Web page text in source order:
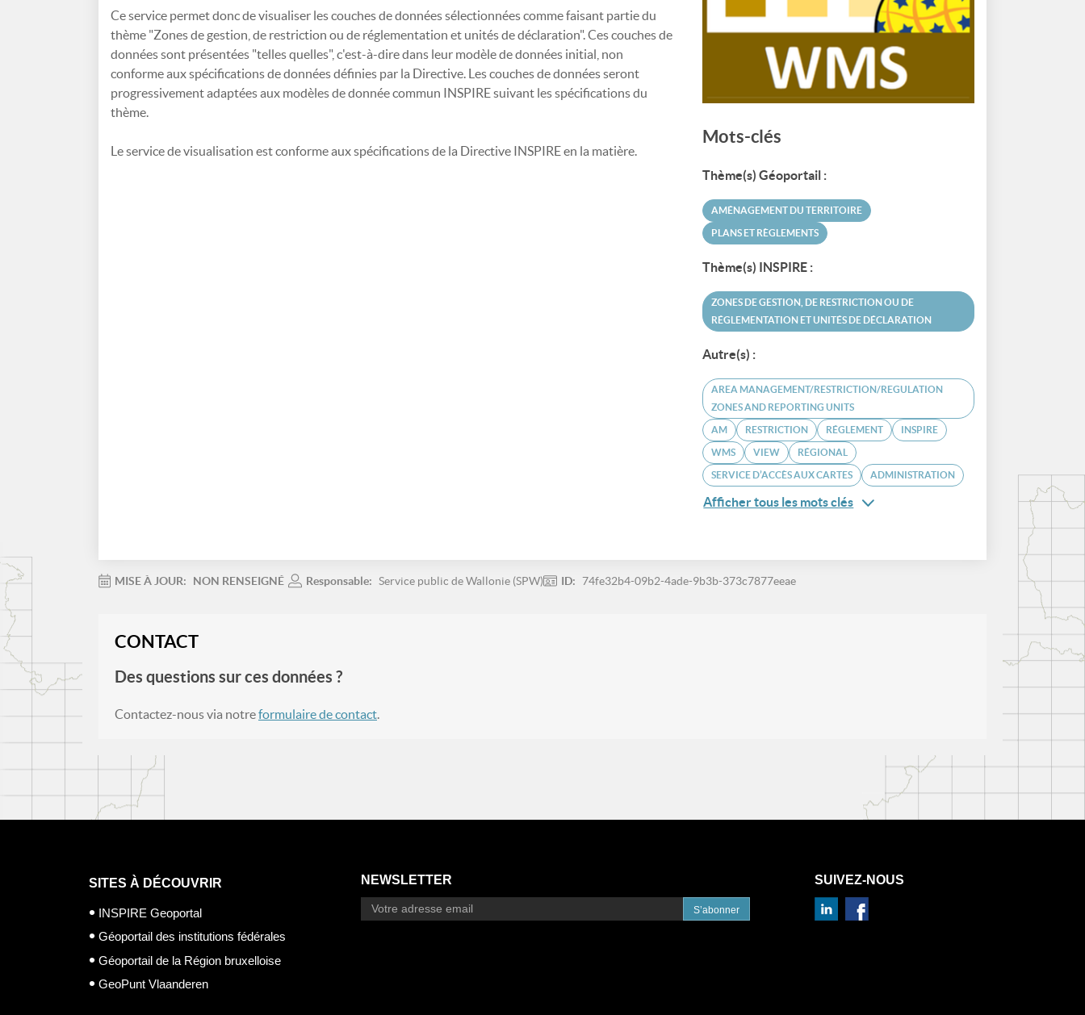
Ce service permet donc de visualiser les couches de données sélectionnées comme faisant partie du
thème "Zones de gestion, de restriction ou de réglementation et unités de déclaration". Ces couches de
données sont présentées "telles quelles", c'est-à-dire dans leur modèle de données initial, non
conforme aux spécifications de données définies par la Directive. Les couches de données seront
progressivement adaptées aux modèles de donnée commun INSPIRE suivant les spécifications du
thème.
Le service de visualisation est conforme aux spécifications de la Directive INSPIRE en la matière.
Mots-clés
Thème(s) Géoportail :
AMÉNAGEMENT DU TERRITOIRE
PLANS ET RÈGLEMENTS
Thème(s) INSPIRE :
ZONES DE GESTION, DE RESTRICTION OU DE
RÉGLEMENTATION ET UNITÉS DE DÉCLARATION
Autre(s) :
AREA MANAGEMENT/RESTRICTION/REGULATION
ZONES AND REPORTING UNITS
AM RESTRICTION RÉGLEMENT INSPIRE
WMS VIEW RÉGIONAL
SERVICE D’ACCÈS AUX CARTES ADMINISTRATION
Afficher tous les mots clés
MISE À JOUR: NON RENSEIGNÉ Responsable: Service public de Wallonie (SPW) ID: 74fe32b4-09b2-4ade-9b3b-373c7877eeae
CONTACT
Des questions sur ces données ?
Contactez-nous via notreformulaire de contact.
SITES À DÉCOUVRIR
INSPIRE Geoportal
Géoportail des institutions fédérales
Géoportail de la Région bruxelloise
GeoPunt Vlaanderen
NEWSLETTER
S’abonner
SUIVEZ-NOUS